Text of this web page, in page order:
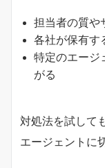
担当者の質や
各社が保有す
特定のエージ
がる
対処法を試して
エージェントに